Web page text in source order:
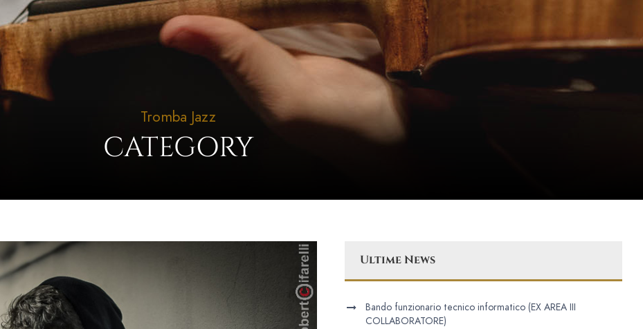
Tromba Jazz
CATEGORY
Ultime News
Bando funzionario tecnico informatico (EX AREA III
COLLABORATORE)